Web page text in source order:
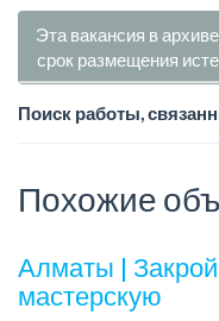
Эта вакансия в
срок размещения
Поиск работы,
Похожие
Алматы |
мастерскую